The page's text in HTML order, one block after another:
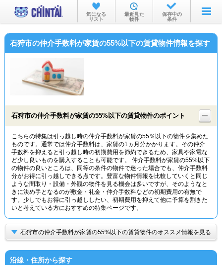
お部屋を探す
沿線・駅から
物件特集から
TOP
気になる
リスト
最近見た
物件
保存中の
条件
石狩市の仲介手数料が家賃の55%以下の賃貸物件情報を探す
石狩市の仲介手数料が家賃の55%以下の賃貸物件のポイント
こちらの特集は引っ越し時の仲介手数料が家賃の55％以下の物件を集めた
ものです。通常では仲介手数料は、家賃の1ヵ月分かかります。その仲介
手数料を抑えると引っ越し時の初期費用を節約できるため、家具や家電な
ど少し良いものを購入することも可能です。 仲介手数料が家賃の55%以下
の物件の良いところは、同等の条件の物件で迷った場合でも、仲介手数料
分がお得に引っ越しできる点です。豊富な物件情報を比較していくと同じ
ような間取り・設備・外観の物件を見る機会は多いですが、そのようなと
きに決め手となるのが敷金・礼金・仲介手数料などの初期費用の有無で
す。少しでもお得に引っ越ししたい、初期費用を抑えて他に予算を割きた
いと考えている方におすすめの特集ページです。
石狩市の仲介手数料が家賃の55%以下の賃貸物件のオススメ情報を見る
沿線・住所から探す